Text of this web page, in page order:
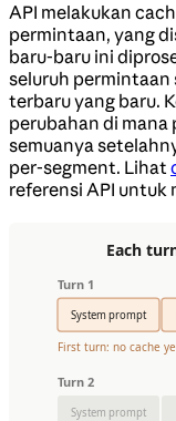
API melakukan
permintaan, yang
baru-baru ini
seluruh permintaan
terbaru yang baru.
perubahan di
semuanya
per-segment. Lihat
referensi API untuk